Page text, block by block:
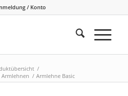
/ Konto
/
Armlehnen / Armlehne Basic